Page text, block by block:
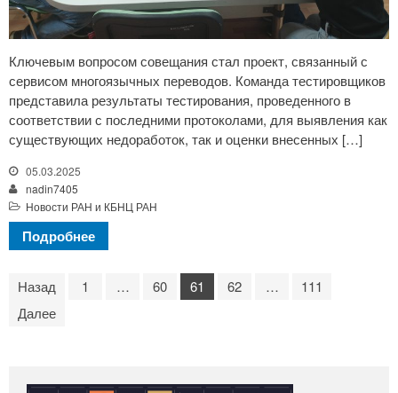
Ключевым вопросом совещания стал проект, связанный с
сервисом многоязычных переводов. Команда тестировщиков
представила результаты тестирования, проведенного в
соответствии с последними протоколами, для выявления как
существующих недоработок, так и оценки внесенных […]
05.03.2025
nadin7405
Новости РАН и КБНЦ РАН
Подробнее
Назад 1 … 60 61 62 …
111
Далее